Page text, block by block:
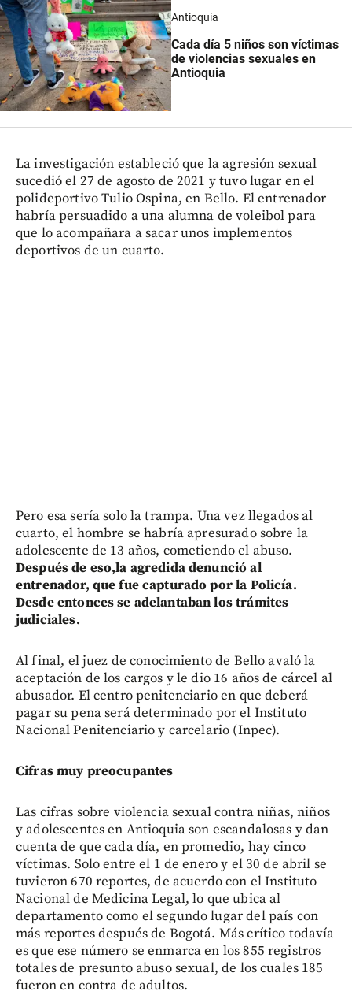
Antioquia
Cada día 5 niños son víctimas
de violencias sexuales en
Antioquia
La investigación estableció que la agresión sexual
sucedió el 27 de agosto de 2021 y tuvo lugar en el
polideportivo Tulio Ospina, en Bello. El entrenador
habría persuadido a una alumna de voleibol para
que lo acompañara a sacar unos implementos
deportivos de un cuarto.
Pero esa sería solo la trampa. Una vez llegados al
cuarto, el hombre se habría apresurado sobre la
adolescente de 13 años, cometiendo el abuso.
Después de eso,la agredida denunció al
entrenador, que fue capturado por la Policía.
Desde entonces se adelantaban los trámites
judiciales.
Al final, el juez de conocimiento de Bello avaló la
aceptación de los cargos y le dio 16 años de cárcel al
abusador. El centro penitenciario en que deberá
pagar su pena será determinado por el Instituto
Nacional Penitenciario y carcelario (Inpec).
Cifras muy preocupantes
Las cifras sobre violencia sexual contra niñas, niños
y adolescentes en Antioquia son escandalosas y dan
cuenta de que cada día, en promedio, hay cinco
víctimas. Solo entre el 1 de enero y el 30 de abril se
tuvieron 670 reportes, de acuerdo con el Instituto
Nacional de Medicina Legal, lo que ubica al
departamento como el segundo lugar del país con
más reportes después de Bogotá. Más crítico todavía
es que ese número se enmarca en los 855 registros
totales de presunto abuso sexual, de los cuales 185
fueron en contra de adultos.